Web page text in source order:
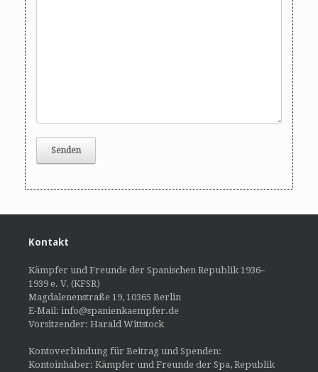
Kontakt
Kämpfer und Freunde der Spanischen Republik 1936–
1939 e. V. (KFSR)
Magdalenenstraße 19, 10365 Berlin
E-Mail: info@spanienkaempfer.de
Vorsitzender: Harald Wittstock
Kontoverbindung für Beitrag und Spenden:
Kontoinhaber: Kämpfer und Freunde der Spa, Republik